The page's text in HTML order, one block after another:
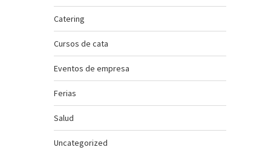
Catering
Cursos de cata
Eventos de empresa
Ferias
Salud
Uncategorized